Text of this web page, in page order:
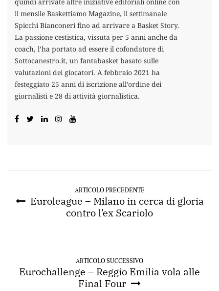
quindi arrivate altre iniziative editoriali online con
il mensile Baskettiamo Magazine, il settimanale
Spicchi Bianconeri fino ad arrivare a Basket Story.
La passione cestistica, vissuta per 5 anni anche da
coach, l’ha portato ad essere il cofondatore di
Sottocanestro.it, un fantabasket basato sulle
valutazioni dei giocatori. A febbraio 2021 ha
festeggiato 25 anni di iscrizione all’ordine dei
giornalisti e 28 di attività giornalistica.
ARTICOLO PRECEDENTE
Euroleague – Milano in cerca di gloria
contro l’ex Scariolo
ARTICOLO SUCCESSIVO
Eurochallenge – Reggio Emilia vola alle
Final Four